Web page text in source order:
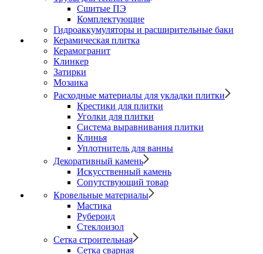
Сшитые ПЭ
Комплектующие
Гидроаккумуляторы и расширительные баки
Керамическая плитка
Керамогранит
Клинкер
Затирки
Мозаика
Расходные материалы для укладки плитки
Крестики для плитки
Уголки для плитки
Система выравнивания плитки
Клинья
Уплотнитель для ванны
Декоративный камень
Искусственный камень
Сопутствующий товар
Кровельные материалы
Мастика
Рубероид
Стеклоизол
Сетка строительная
Сетка сварная